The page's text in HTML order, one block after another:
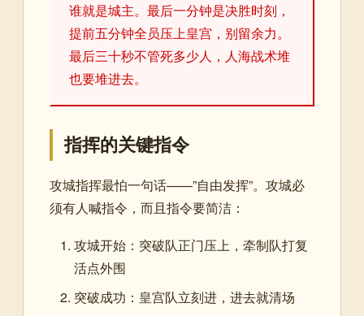
谁就是城主。最后一分钟是决胜时刻，
提前五分钟全员压上皇宫，别留余力。
最后三十秒不管死多少人，人海战术堆
也要堆进去。
指挥的关键指令
攻城指挥最怕一句话——”自由发挥”。攻城必
须有人喊指令，而且指令要简洁：
攻城开始：突破队正门压上，牵制队打复
活点外围
突破成功：皇宫队立刻进，进去就清场